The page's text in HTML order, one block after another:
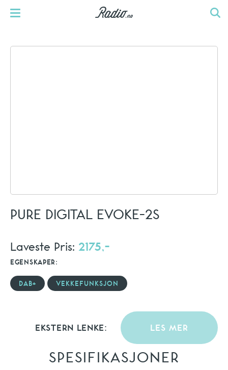
PURE DIGITAL EVOKE-2S
Laveste Pris: 2175,-
EGENSKAPER:
DAB+ VEKKEFUNKSJON
EKSTERN LENKE: LES MER
SPESIFIKASJONER